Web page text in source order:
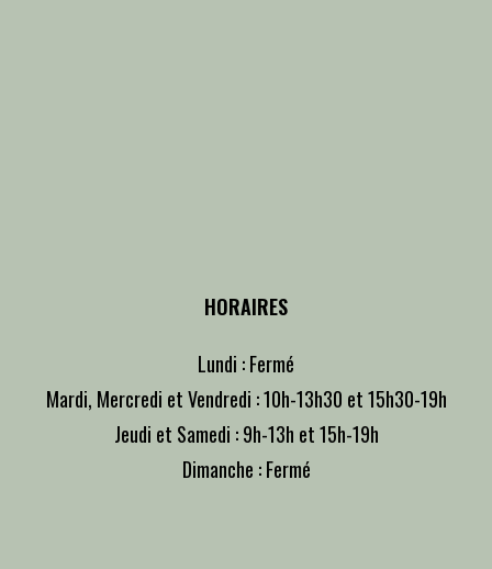
HORAIRES
Lundi : Fermé
Mardi, Mercredi et Vendredi : 10h-13h30 et 15h30-19h
Jeudi et Samedi : 9h-13h et 15h-19h
Dimanche : Fermé